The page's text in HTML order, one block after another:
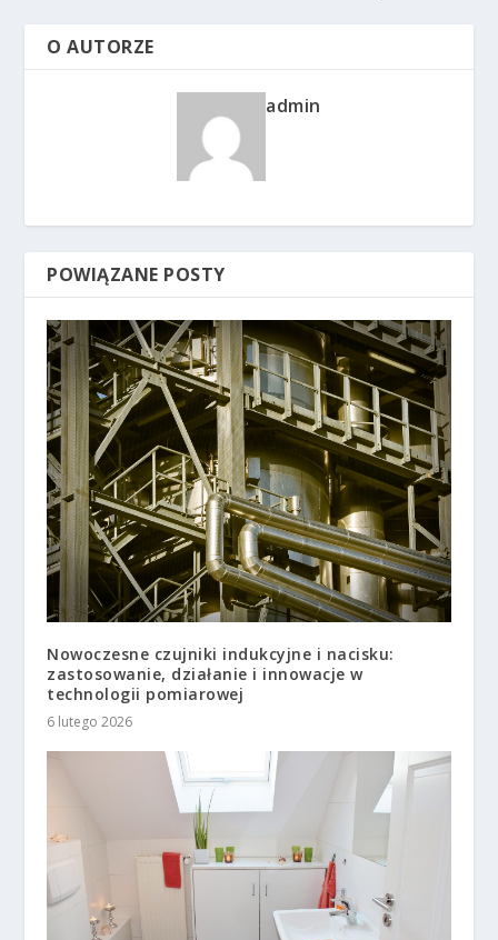
O AUTORZE
admin
POWIĄZANE POSTY
Nowoczesne czujniki indukcyjne i nacisku:
zastosowanie, działanie i innowacje w
technologii pomiarowej
6 lutego 2026